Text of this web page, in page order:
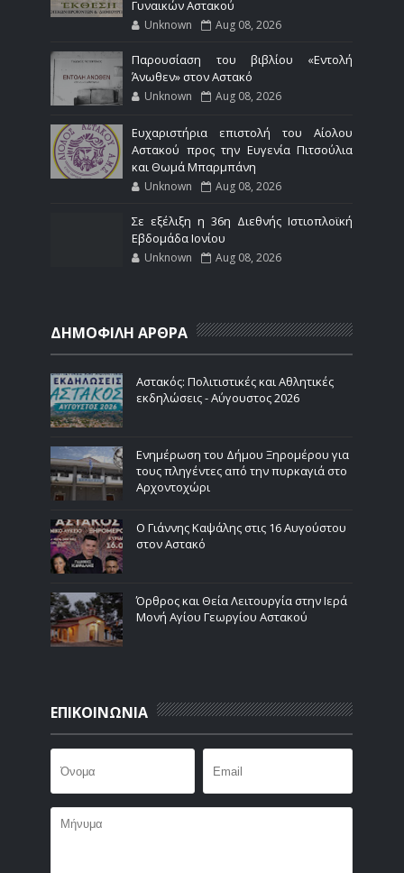
Γυναικών Αστακού
Unknown Aug 08, 2026
Παρουσίαση του βιβλίου «Εντολή
Άνωθεν» στον Αστακό
Unknown Aug 08, 2026
Ευχαριστήρια επιστολή του Αίολου
Αστακού προς την Ευγενία Πιτσούλια
και Θωμά Μπαρμπάνη
Unknown Aug 08, 2026
Σε εξέλιξη η 36η Διεθνής Ιστιοπλοϊκή
Εβδομάδα Ιονίου
Unknown Aug 08, 2026
ΔΗΜΟΦΙΛΗ ΑΡΘΡΑ
Αστακός: Πολιτιστικές και Αθλητικές
εκδηλώσεις - Αύγουστος 2026
Ενημέρωση του Δήμου Ξηρομέρου για
τους πληγέντες από την πυρκαγιά στο
Αρχοντοχώρι
Ο Γιάννης Καψάλης στις 16 Αυγούστου
στον Αστακό
Όρθρος και Θεία Λειτουργία στην Ιερά
Μονή Αγίου Γεωργίου Αστακού
ΕΠΙΚΟΙΝΩΝΙΑ